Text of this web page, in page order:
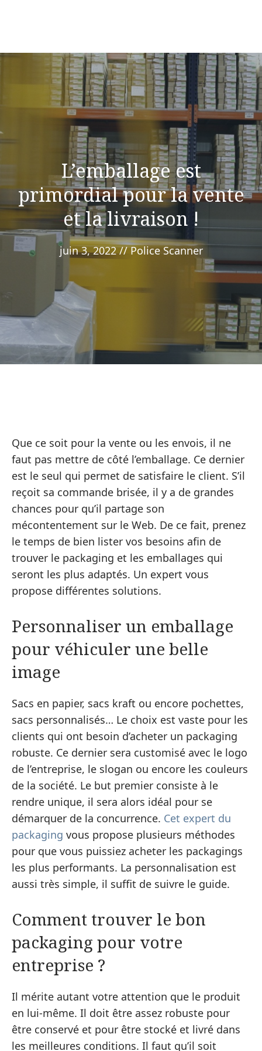
L’emballage est
primordial pour la vente
et la livraison !
juin 3, 2022 // Police Scanner
Que ce soit pour la vente ou les envois, il ne
faut pas mettre de côté l’emballage. Ce dernier
est le seul qui permet de satisfaire le client. S’il
reçoit sa commande brisée, il y a de grandes
chances pour qu’il partage son
mécontentement sur le Web. De ce fait, prenez
le temps de bien lister vos besoins afin de
trouver le packaging et les emballages qui
seront les plus adaptés. Un expert vous
propose différentes solutions.
Personnaliser un emballage
pour véhiculer une belle
image
Sacs en papier, sacs kraft ou encore pochettes,
sacs personnalisés… Le choix est vaste pour les
clients qui ont besoin d’acheter un packaging
robuste. Ce dernier sera customisé avec le logo
de l’entreprise, le slogan ou encore les couleurs
de la société. Le but premier consiste à le
rendre unique, il sera alors idéal pour se
démarquer de la concurrence. Cet expert du
packaging vous propose plusieurs méthodes
pour que vous puissiez acheter les packagings
les plus performants. La personnalisation est
aussi très simple, il suffit de suivre le guide.
Comment trouver le bon
packaging pour votre
entreprise ?
Il mérite autant votre attention que le produit
en lui-même. Il doit être assez robuste pour
être conservé et pour être stocké et livré dans
les meilleures conditions. Il faut qu’il soit